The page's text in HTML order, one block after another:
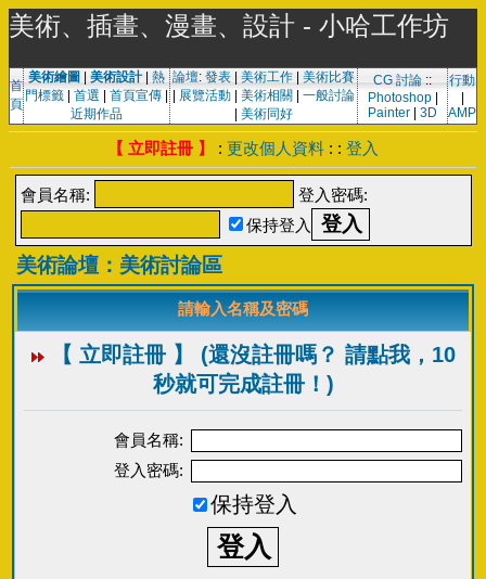
美術、插畫、漫畫、設計 - 小哈工作坊
首
頁
美術繪圖 美術設計| 熱
門標籤
首選 首頁宣傳
近期作品
論壇: 發表 美術工作
美術比賽
展覽活動 美術相關
一般討論
美術同好
CG 討論 ::
Photoshop|
Painter
3D
行動
AMP
【 立即註冊 】 : 更改個人資料 : : 登入
會員名稱:
登入密碼:
保持登入
美術論壇：美術討論區
請輸入名稱及密碼
【 立即註冊 】 (還沒註冊嗎？ 請點我，10
秒就可完成註冊！)
會員名稱:
登入密碼:
保持登入